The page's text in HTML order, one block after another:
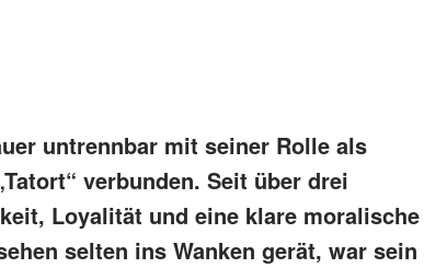
untrennbar mit seiner Rolle als
verbunden. Seit über drei
Loyalität und eine klare moralische
selten ins Wanken gerät, war sein